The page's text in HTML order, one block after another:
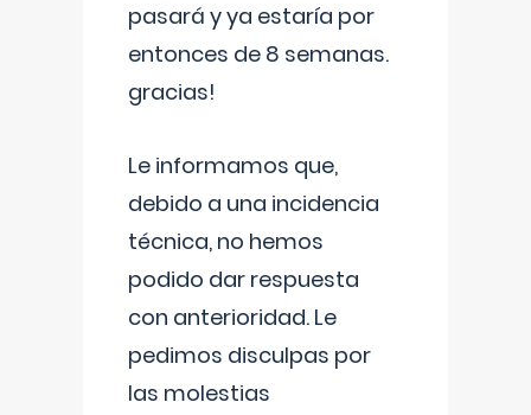
pasará y ya estaría por
entonces de 8 semanas.
gracias!
Le informamos que,
debido a una incidencia
técnica, no hemos
podido dar respuesta
con anterioridad. Le
pedimos disculpas por
las molestias